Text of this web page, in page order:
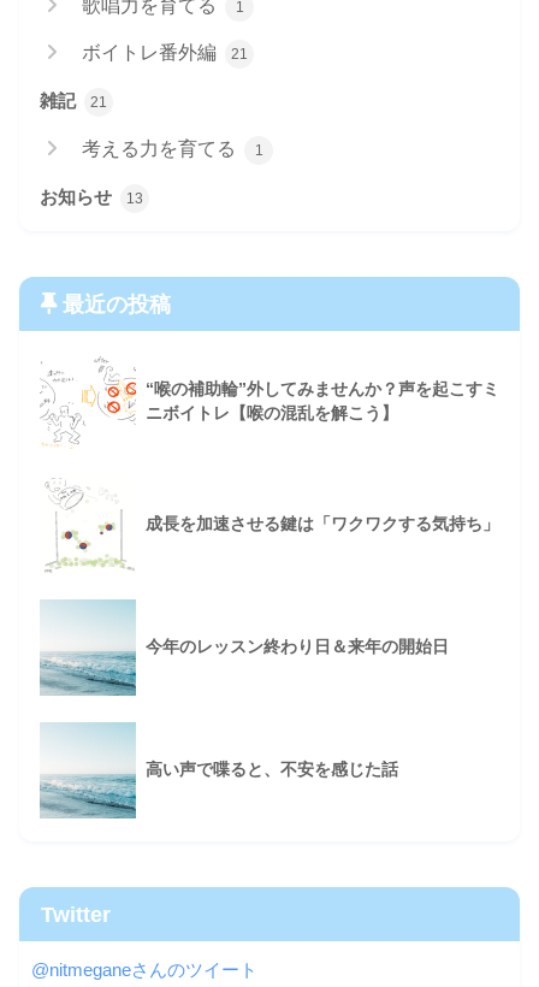
歌唱力を育てる 1
ボイトレ番外編 21
雑記 21
考える力を育てる 1
お知らせ 13
最近の投稿
“喉の補助輪”外してみませんか？声を起こすミ
ニボイトレ【喉の混乱を解こう】
成長を加速させる鍵は「ワクワクする気持ち」
今年のレッスン終わり日＆来年の開始日
高い声で喋ると、不安を感じた話
Twitter
@nitmeganeさんのツイート